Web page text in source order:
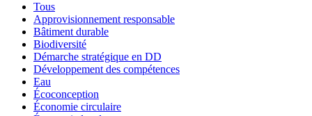
Tous
Approvisionnement responsable
Bâtiment durable
Biodiversité
Démarche stratégique en DD
Développement des compétences
Eau
Écoconception
Économie circulaire